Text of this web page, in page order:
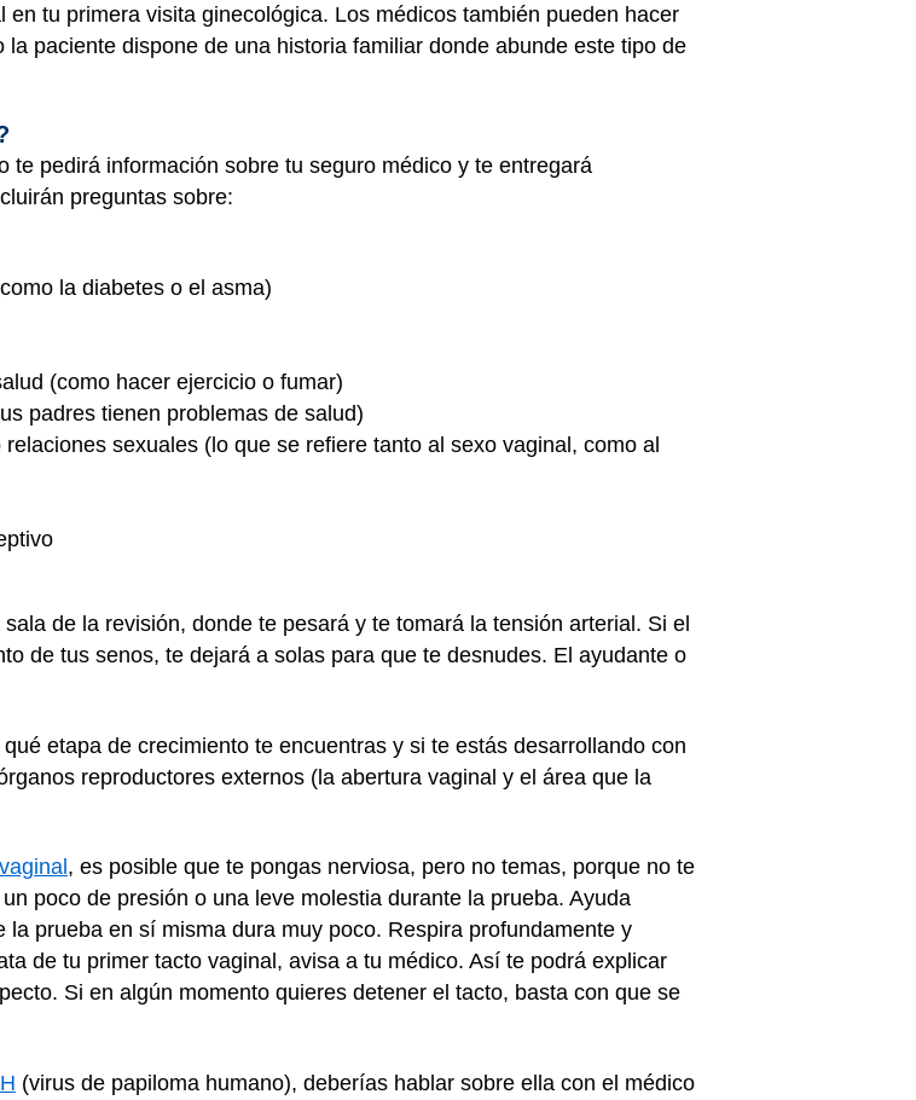
tu primera visita ginecológica. Los médicos también pueden hacer
paciente dispone de una historia familiar donde abunde este tipo de
te pedirá información sobre tu seguro médico y te entregará
preguntas sobre:
la diabetes o el asma)
(como hacer ejercicio o fumar)
padres tienen problemas de salud)
sexuales (lo que se refiere tanto al sexo vaginal, como al
de la revisión, donde te pesará y te tomará la tensión arterial. Si el
de tus senos, te dejará a solas para que te desnudes. El ayudante o
etapa de crecimiento te encuentras y si te estás desarrollando con
reproductores externos (la abertura vaginal y el área que la
, es posible que te pongas nerviosa, pero no temas, porque no te
poco de presión o una leve molestia durante la prueba. Ayuda
prueba en sí misma dura muy poco. Respira profundamente y
de tu primer tacto vaginal, avisa a tu médico. Así te podrá explicar
Si en algún momento quieres detener el tacto, basta con que se
(virus de papiloma humano), deberías hablar sobre ella con el médico